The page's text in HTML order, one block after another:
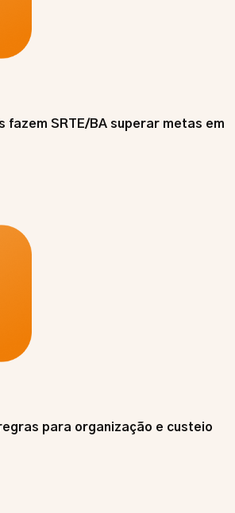
fazem SRTE/BA superar metas em
para organização e custeio